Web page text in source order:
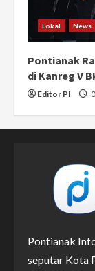
Lokal News
Pontianak
di Kanreg V
Editor PI
Pontianak
seputar Kota